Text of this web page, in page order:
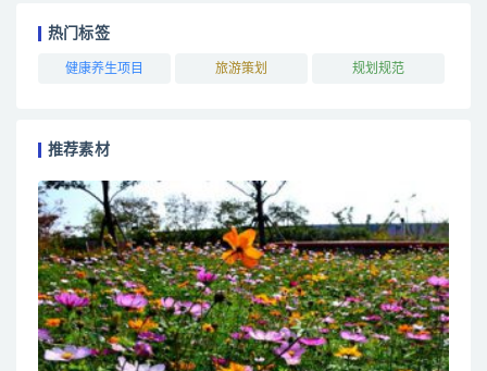
热门标签
健康养生项目 旅游策划 规划规范
推荐素材